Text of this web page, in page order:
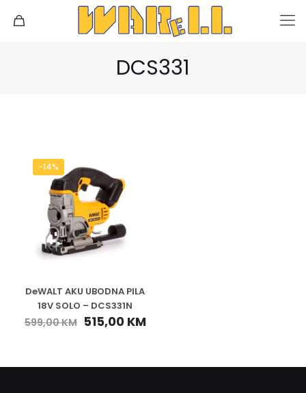
DCS331
-14%
DeWALT AKU UBODNA PILA
18V SOLO – DCS331N
599,00KM 515,00 KM